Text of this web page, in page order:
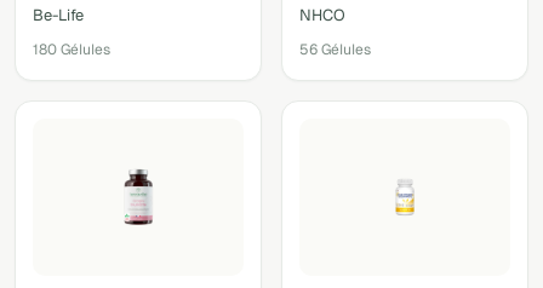
Be-Life
180 Gélules
NHCO
56 Gélules